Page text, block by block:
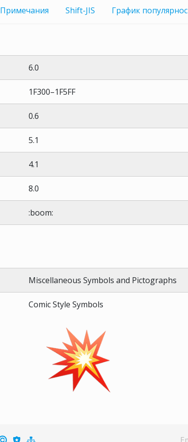
Примечания Shift-JIS График
6.0
1F300–1F5FF
0.6
5.1
4.1
8.0
:boom:
Miscellaneous Symbols and Pictographs
Comic Style Symbols